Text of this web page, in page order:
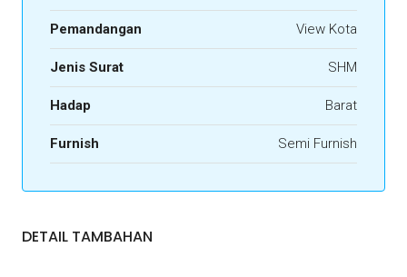
Pemandangan View Kota
Jenis Surat SHM
Hadap Barat
Furnish Semi Furnish
DETAIL TAMBAHAN